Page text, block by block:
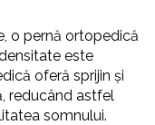
o pernă ortopedică
este
oferă sprijin și
reducând astfel
somnului.